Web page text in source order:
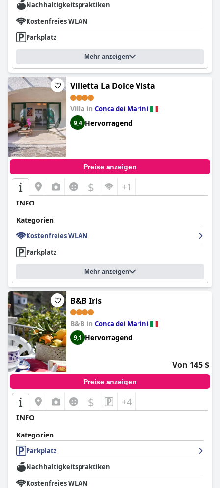
Nachhaltigkeitspraktiken
Kostenfreies WLAN
Parkplatz
Mehr anzeigen
Villetta La Dolce Vista
Villa in Conca dei Marini
9,4 Hervorragend
Preise anzeigen
$ +1
INFO
Kategorien
Kostenfreies WLAN
Parkplatz
Mehr anzeigen
B&B Iris
B&B in Conca dei Marini
9,1 Hervorragend
Von 145 $
Preise anzeigen
$ +4
INFO
Kategorien
Parkplatz
Nachhaltigkeitspraktiken
Kostenfreies WLAN